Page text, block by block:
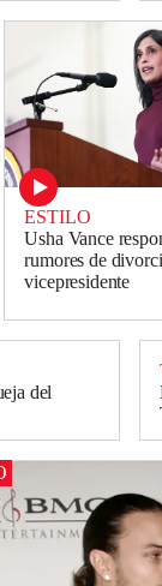
ESTILO
Usha Vance
rumores de
vicepresidente
del